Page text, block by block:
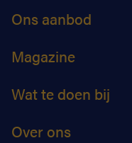
Ons aanbod
Magazine
Wat te doen bij
Over ons